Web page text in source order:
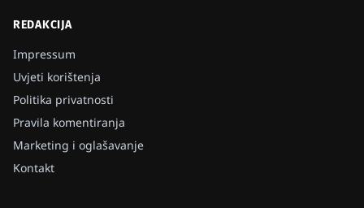
REDAKCIJA
Impressum
Uvjeti korištenja
Politika privatnosti
Pravila komentiranja
Marketing i oglašavanje
Kontakt